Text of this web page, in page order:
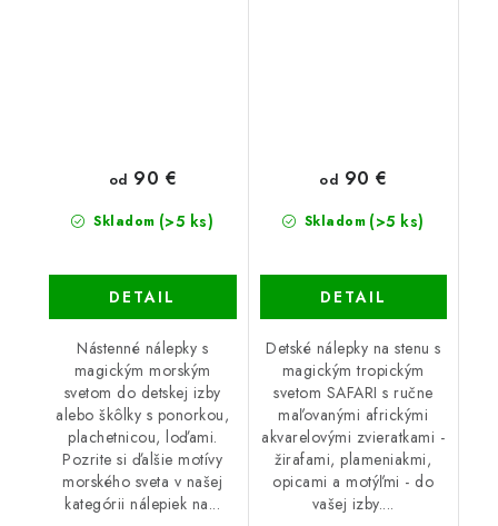
Skladom (>5 ks)
od 90 €
DETAIL
Nástenné nálepky s
magickým morským
svetom do detskej izby
alebo škôlky s ponorkou,
plachetnicou, loďami.
Pozrite si ďalšie motívy
morského sveta v našej
kategórii nálepiek na...
Skladom (>5 ks)
od 90 €
DETAIL
Detské nálepky na stenu s
magickým tropickým
svetom SAFARI s ručne
maľovanými africkými
akvarelovými zvieratkami -
žirafami, plameniakmi,
opicami a motýľmi - do
vašej izby....